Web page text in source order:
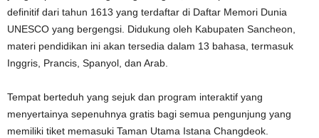
definitif dari tahun 1613 yang terdaftar di Daftar Memori Dunia
UNESCO yang bergengsi. Didukung oleh Kabupaten Sancheon,
materi pendidikan ini akan tersedia dalam 13 bahasa, termasuk
Inggris, Prancis, Spanyol, dan Arab.
Tempat berteduh yang sejuk dan program interaktif yang
menyertainya sepenuhnya gratis bagi semua pengunjung yang
memiliki tiket memasuki Taman Utama Istana Changdeok.